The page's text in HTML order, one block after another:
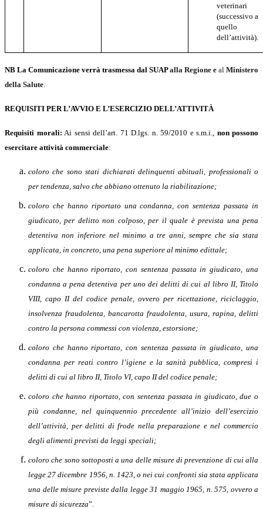
veterinari
(successivo a
quello
dell’attività).
NB La Comunicazione verrà trasmessa dal SUAPalla Regione e al Ministero
della Salute
REQUISITI PER L’AVVIO E L’ESERCIZIO DELL’ATTIVITÀ
Requisiti morali: Ai sensi dell’art. 71 D.lgs. n. 59/2010 e s.m.i., non possono
esercitare attività commerciale:
coloro che sono stati dichiarati delinquenti abituali, professionali o
per tendenza, salvo che abbiano ottenuto la riabilitazione;
coloro che hanno riportato una condanna, con sentenza passata in
giudicato, per delitto non colposo, per il quale è prevista una pena
detentiva non inferiore nel minimo a tre anni, sempre che sia stata
applicata, in concreto, una pena superiore al minimo edittale;
coloro che hanno riportato, con sentenza passata in giudicato, una
condanna a pena detentiva per uno dei delitti di cui al libro II, Titolo
VIII, capo II del codice penale, ovvero per ricettazione, riciclaggio,
insolvenza fraudolenta, bancarotta fraudolenta, usura, rapina, delitti
contro la persona commessi con violenza, estorsione;
coloro che hanno riportato, con sentenza passata in giudicato, una
condanna per reati contro l’igiene e la sanità pubblica, compresi i
delitti di cui al libro II, Titolo VI, capo II del codice penale;
coloro che hanno riportato, con sentenza passata in giudicato, due o
più condanne, nel quinquennio precedente all’inizio dell’esercizio
dell’attività, per delitti di frode nella preparazione e nel commercio
degli alimenti previsti da leggi speciali;
coloro che sono sottoposti a una delle misure di prevenzione di cui alla
legge 27 dicembre 1956, n. 1423, o nei cui confronti sia stata applicata
una delle misure previste dalla legge 31 maggio 1965, n. 575, ovvero a
misure di sicurezza”.